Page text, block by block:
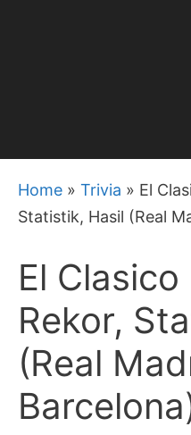
Home » Trivia » El
Statistik, Hasil (Real
El
Rekor,
(Real